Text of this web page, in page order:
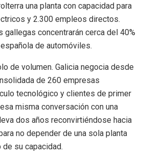
una planta con capacidad para
y 2.300 empleos directos.
gallegas concentrarán cerca del 40%
de automóviles.
de volumen. Galicia negocia desde
de 260 empresas
tecnológico y clientes de primer
misma conversación con una
dos años reconvirtiéndose hacia
no depender de una sola planta
de su capacidad.